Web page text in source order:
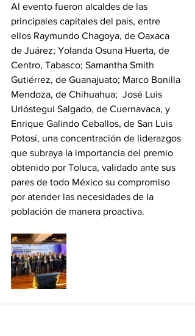
Al evento fueron alcaldes de las
principales capitales del país, entre
ellos Raymundo Chagoya, de Oaxaca
de Juárez; Yolanda Osuna Huerta, de
Centro, Tabasco; Samantha Smith
Gutiérrez, de Guanajuato; Marco Bonilla
Mendoza, de Chihuahua;  José Luis
Urióstegui Salgado, de Cuernavaca, y
Enrique Galindo Ceballos, de San Luis
Potosí, una concentración de liderazgos
que subraya la importancia del premio
obtenido por Toluca, validado ante sus
pares de todo México su compromiso
por atender las necesidades de la
población de manera proactiva.